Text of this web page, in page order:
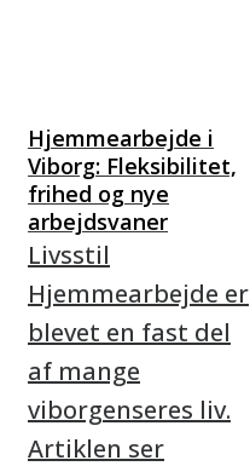
Hjemmearbejde i
Viborg: Fleksibilitet,
frihed og nye
arbejdsvaner
Livsstil
Hjemmearbejde er
blevet en fast del
af mange
viborgenseres liv.
Artiklen ser